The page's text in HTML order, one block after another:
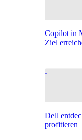
Copilot in
Ziel
Dell
profitieren